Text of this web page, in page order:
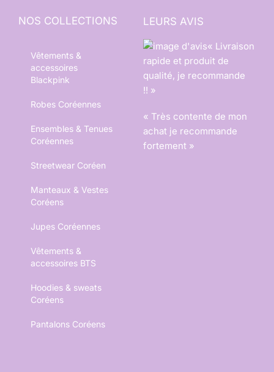
NOS COLLECTIONS
Vêtements &
accessoires
Blackpink
Robes Coréennes
Ensembles & Tenues
Coréennes
Streetwear Coréen
Manteaux & Vestes
Coréens
Jupes Coréennes
Vêtements &
accessoires BTS
Hoodies & sweats
Coréens
Pantalons Coréens
LEURS AVIS
« Livraison
rapide et produit de
qualité, je recommande
!! »
« Très contente de mon
achat je recommande
fortement »